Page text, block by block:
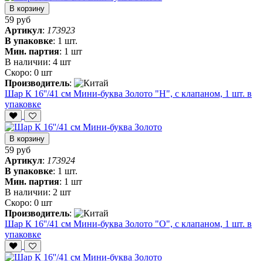
В корзину
59 руб
Артикул: 173923
В упаковке: 1 шт.
Мин. партия: 1 шт
В наличии: 4 шт
Скоро: 0 шт
Производитель:
Шар К 16''/41 см Мини-буква Золото "Н", с клапаном, 1 шт. в
упаковке
В корзину
59 руб
Артикул: 173924
В упаковке: 1 шт.
Мин. партия: 1 шт
В наличии: 2 шт
Скоро: 0 шт
Производитель:
Шар К 16''/41 см Мини-буква Золото "О", с клапаном, 1 шт. в
упаковке